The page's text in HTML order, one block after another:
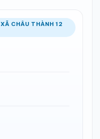
năng mưa
CHÂU THÀNH 12